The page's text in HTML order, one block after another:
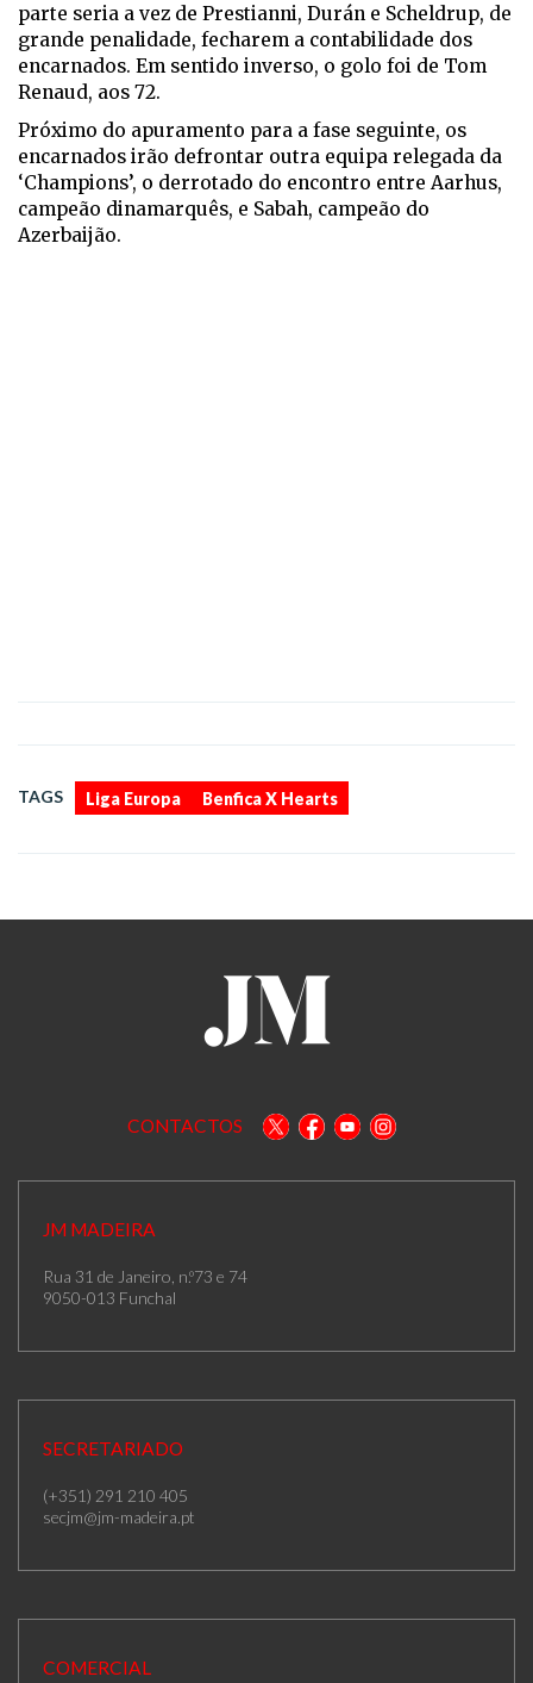
parte seria a vez de Prestianni, Durán e Scheldrup, de
grande penalidade, fecharem a contabilidade dos
encarnados. Em sentido inverso, o golo foi de Tom
Renaud, aos 72.
Próximo do apuramento para a fase seguinte, os
encarnados irão defrontar outra equipa relegada da
‘Champions’, o derrotado do encontro entre Aarhus,
campeão dinamarquês, e Sabah, campeão do
Azerbaijão.
TAGS Liga Europa Benfica X Hearts
CONTACTOS
JM MADEIRA
Rua 31 de Janeiro, n.º73 e 74
9050-013 Funchal
SECRETARIADO
(+351) 291 210 405
secjm@jm-madeira.pt
COMERCIAL